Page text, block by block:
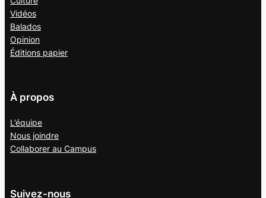
Vidéos
Balados
Opinion
Éditions papier
À propos
L’équipe
Nous joindre
Collaborer au Campus
Suivez-nous